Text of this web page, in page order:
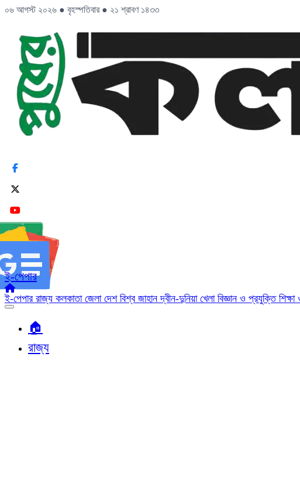
০৬ আগস্ট ২০২৬ ● বৃহস্পতিবার ● ২১ শ্রাবণ ১৪৩৩
ই-পেপার
ই-পেপার রাজ্য কলকাতা জেলা দেশ বিশ্ব জাহানদ্বীন-দুনিয়া খেলা বিজ্ঞান ও প্রযুক্তি
🏠︎
রাজ্য